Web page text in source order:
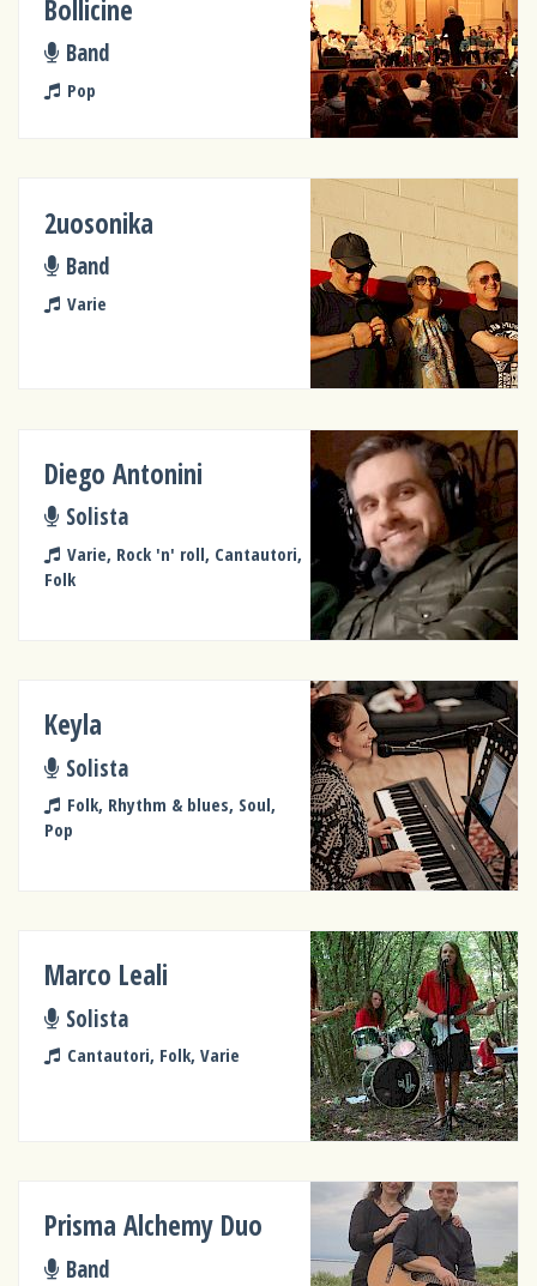
Bollicine
Band
Pop
2uosonika
Band
Varie
Diego Antonini
Solista
Varie, Rock 'n' roll, Cantautori,
Folk
Keyla
Solista
Folk, Rhythm & blues, Soul,
Pop
Marco Leali
Solista
Cantautori, Folk, Varie
Prisma Alchemy Duo
Band